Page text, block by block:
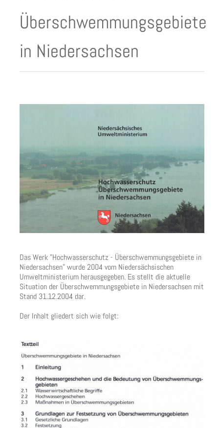
Überschwemmungsgebiete
in Niedersachsen
Das Werk "Hochwasserschutz - Überschwemmungsgebiete in
Niedersachsen" wurde 2004 vom Niedersächsischen
Umweltministerium herausgegeben. Es stellt die aktuelle
Situation der Überschwemmungsgebiete in Niedersachsen mit
Stand 31.12.2004 dar.
Der Inhalt gliedert sich wie folgt: